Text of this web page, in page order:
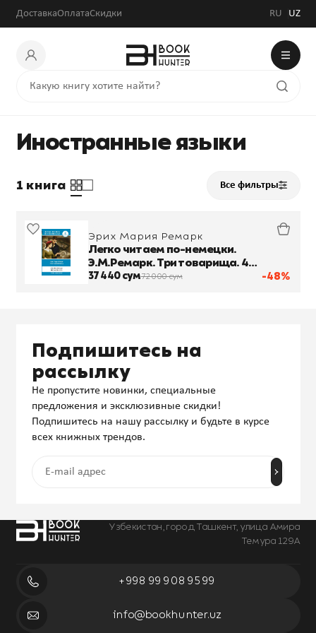
ДоставкаОплатаСкидки RU UZ
Иностранные языки
1 книга Все фильтры
-48%
Эрих Мария Ремарк
Легко читаем по-немецки.
Э.М.Ремарк. Три товарища. 4
уровень
37 440 сум72 000 сум
Узбекистан, город Ташкент, улица Амира
Темура 129А
+998 99 908 95 99
info@bookhunter.uz
Подпишитесь на
рассылку
Не пропустите новинки, специальные
предложения и эксклюзивные скидки!
Подпишитесь на нашу рассылку и будьте в курсе
всех книжных трендов.